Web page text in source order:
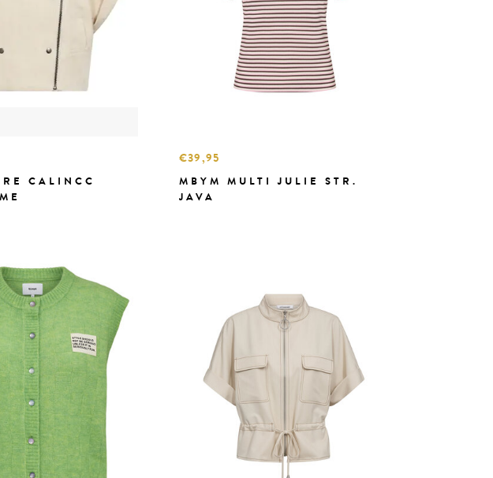
CALINCC
€39,95
MBYM MULTI JULIE STR.
JAVA